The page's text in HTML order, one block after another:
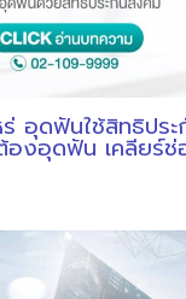
ร่ อุดฟันใช้สิทธิปร
องอุดฟัน เคลียร์